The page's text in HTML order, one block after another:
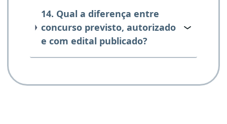
14. Qual a diferença entre
concurso previsto, autorizado
e com edital publicado?